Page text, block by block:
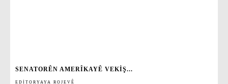
SENATORÊN AMERÎKAYÊ VEKIŞ...
EDITORYAYA ROJEVÊ